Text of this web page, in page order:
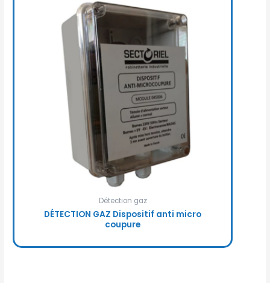
Détection gaz
DÉTECTION GAZ Dispositif anti micro
coupure